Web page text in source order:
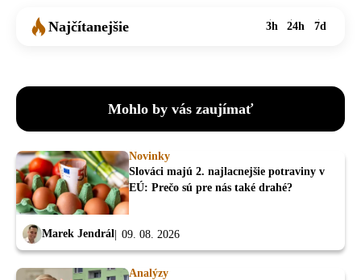
Najčítanejšie 3h 24h 7d
Mohlo by vás zaujímať
Novinky
Slováci majú 2. najlacnejšie potraviny v
EÚ: Prečo sú pre nás také drahé?
Marek Jendrál 09. 08. 2026
Analýzy